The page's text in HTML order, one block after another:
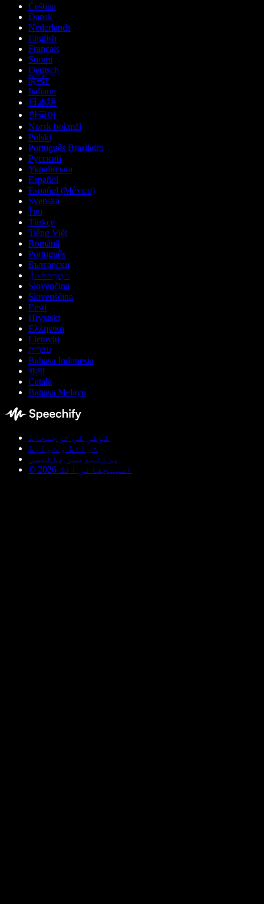
Čeština
Dansk
Nederlands
English
Français
Suomi
Deutsch
हिन्दी
Italiano
日本語
한국어
Norsk bokmål
Polski
Português Brasileiro
Русский
Українська
Español
Español (México)
Svenska
ไทย
Türkçe
Tiếng Việt
Română
Português
Български
ქართული
Slovenčina
Slovenščina
Eesti
Hrvatski
Ελληνικά
Lietuvių
עברית
Bahasa Indonesia
বাংলা
Català
Bahasa Melayu
کوکی کی ترجیحات
شرائط و ضوابط
پرائیویسی پالیسی
© اسپیچفائی انک 2026